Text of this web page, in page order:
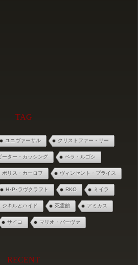
TAG
ユニヴァーサル クリストファー・リー
ーター・カッシング ベラ・ルゴシ
ボリス・カーロフ ヴィンセント・プライス
H･P･ラヴクラフト RKO ミイラ
ジキルとハイド 死霊館 アミカス
サイコ マリオ・バーヴァ
RECENT